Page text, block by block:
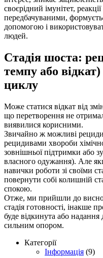
своєрідний імунітет,
передбачуваними,
допомогою і
людей.
Стадія шоста:
темпу або
циклу
Може статися відкат від
що перетворення не
виявилися корисними.
Звичайно ж можливі
рецидивами хвороби
зовнішньої підтримки або
власного одужання). Але
навички роботи зі своїми
повернути собі колишній
спокою.
Отже, ми прийшли до
стадія готовності, інакше
буде відкинута або надання
сильним опором.
Категорії
Інформація (9)